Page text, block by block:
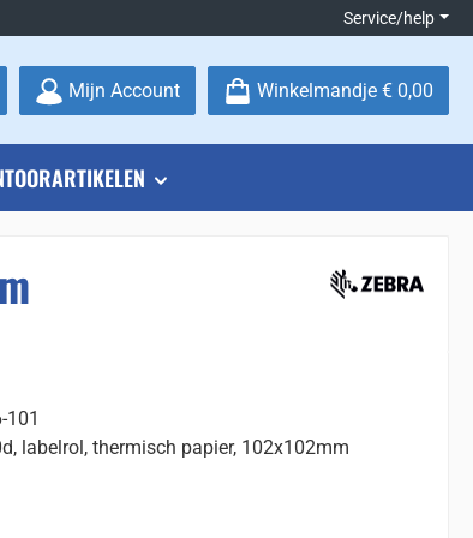
Service/help
hebt 0 items op je verlanglijstje
Mijn Account Winkelmandje € 0,00
101
labelrol, thermisch papier, 102x102mm